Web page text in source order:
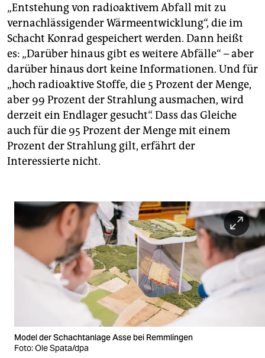
„Entstehung von radioaktivem Abfall mit zu
vernachlässigender Wärmeentwicklung“, die im
Schacht Konrad gespeichert werden. Dann heißt
es: „Darüber hinaus gibt es weitere Abfälle“ – aber
darüber hinaus dort keine Informationen. Und für
„hoch radioaktive Stoffe, die 5 Prozent der Menge,
aber 99 Prozent der Strahlung ausmachen, wird
derzeit ein Endlager gesucht“. Dass das Gleiche
auch für die 95 Prozent der Menge mit einem
Prozent der Strahlung gilt, erfährt der
Interessierte nicht.
Model der Schachtanlage Asse bei Remmlingen
Foto: Ole Spata/dpa